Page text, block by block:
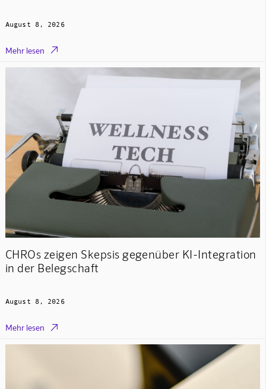
August 8, 2026
Mehr lesen 
CHROs zeigen Skepsis gegenüber KI-Integration
in der Belegschaft
August 8, 2026
Mehr lesen 